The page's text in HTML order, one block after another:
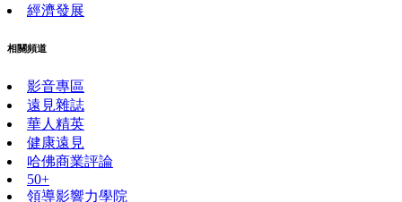
經濟發展
相關頻道
影音專區
遠見雜誌
華人精英
健康遠見
哈佛商業評論
50+
領導影響力學院